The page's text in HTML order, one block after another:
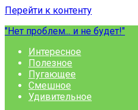
Перейти к контенту
"Нет проблем... и не будет!"
Интересное
Полезное
Пугающее
Смешное
Удивительное